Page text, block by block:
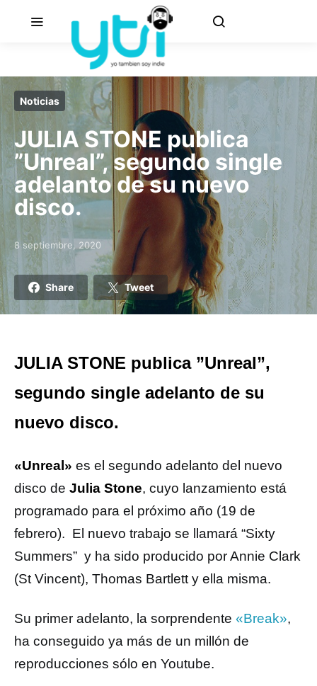
Noticias
JULIA STONE publica
”Unreal”, segundo single
adelanto de su nuevo
disco.
Posted on
8 septiembre, 2020
Share Tweet
JULIA STONE publica ”Unreal”,
segundo single adelanto de su
nuevo disco.
«Unreal» es el segundo adelanto del nuevo
disco de Julia Stone, cuyo lanzamiento está
programado para el próximo año (19 de
febrero). El nuevo trabajo se llamará “Sixty
Summers” y ha sido producido por Annie Clark
(St Vincent), Thomas Bartlett y ella misma.
Su primer adelanto, la sorprendente «Break»,
ha conseguido ya más de un millón de
reproducciones sólo en Youtube.